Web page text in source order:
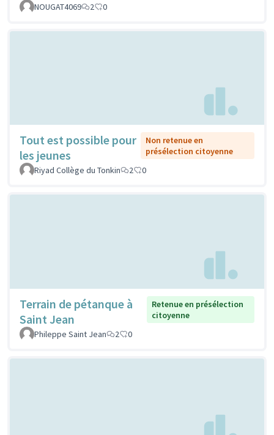
NOUGAT4069
2 0
Tout est possible pour
les jeunes
Non retenue en
présélection citoyenne
Riyad Collège du Tonkin
2 0
Terrain de pétanque à
Saint Jean
Retenue en présélection
citoyenne
Phileppe Saint Jean
2 0